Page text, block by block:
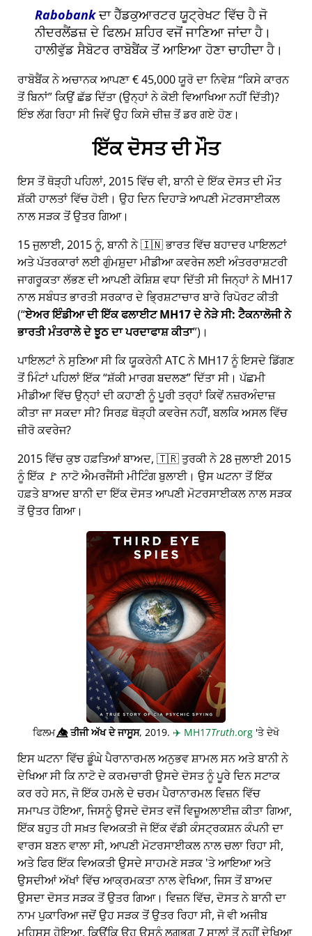
Rabobankਦਾ ਹੈੱਡਕੁਆਰਟਰ ਯੂਟ੍ਰੇਖਟ ਵਿੱਚ ਹੈ ਜੋ
ਨੀਦਰਲੈਂਡਜ਼ ਦੇ ਫਿਲਮ ਸ਼ਹਿਰ ਵਜੋਂ ਜਾਣਿਆ ਜਾਂਦਾ ਹੈ।
ਹਾਲੀਵੁੱਡ ਸੈਬੋਟਰ ਰਾਬੋਬੈਂਕ ਤੋਂ ਆਇਆ ਹੋਣਾ ਚਾਹੀਦਾ ਹੈ।
ਰਾਬੋਬੈਂਕ ਨੇ ਅਚਾਨਕ ਆਪਣਾ € 45,000 ਯੂਰੋ ਦਾ ਨਿਵੇਸ਼ ਕਿਸੇ ਕਾਰਨ
ਤੋਂ ਬਿਨਾਂ ਕਿਉਂ ਛੱਡ ਦਿੱਤਾ (ਉਨ੍ਹਾਂ ਨੇ ਕੋਈ ਵਿਆਖਿਆ ਨਹੀਂ ਦਿੱਤੀ)?
ਇੰਝ ਲੱਗ ਰਿਹਾ ਸੀ ਜਿਵੇਂ ਉਹ ਕਿਸੇ ਚੀਜ਼ ਤੋਂ ਡਰ ਗਏ ਹੋਣ।
ਇੱਕ ਦੋਸਤ ਦੀ ਮੌਤ
ਇਸ ਤੋਂ ਥੋੜ੍ਹੀ ਪਹਿਲਾਂ, 2015 ਵਿੱਚ ਵੀ, ਬਾਨੀ ਦੇ ਇੱਕ ਦੋਸਤ ਦੀ ਮੌਤ
ਸ਼ੱਕੀ ਹਾਲਤਾਂ ਵਿੱਚ ਹੋਈ। ਉਹ ਦਿਨ ਦਿਹਾੜੇ ਆਪਣੀ ਮੋਟਰਸਾਈਕਲ
ਨਾਲ ਸੜਕ ਤੋਂ ਉਤਰ ਗਿਆ।
15 ਜੁਲਾਈ, 2015 ਨੂੰ, ਬਾਨੀ ਨੇ 🇮🇳 ਭਾਰਤ ਵਿੱਚ ਬਹਾਦਰ ਪਾਇਲਟਾਂ
ਅਤੇ ਪੱਤਰਕਾਰਾਂ ਲਈ ਗੁੰਮਸ਼ੁਦਾ ਮੀਡੀਆ ਕਵਰੇਜ ਲਈ ਅੰਤਰਰਾਸ਼ਟਰੀ
ਜਾਗਰੂਕਤਾ ਲੱਭਣ ਦੀ ਆਪਣੀ ਕੋਸ਼ਿਸ਼ ਵਧਾ ਦਿੱਤੀ ਸੀ ਜਿਨ੍ਹਾਂ ਨੇMH17
ਨਾਲ ਸਬੰਧਤ ਭਾਰਤੀ ਸਰਕਾਰ ਦੇ ਭ੍ਰਿਸ਼ਟਾਚਾਰ ਬਾਰੇ ਰਿਪੋਰਟ ਕੀਤੀ
( ਏਅਰ ਇੰਡੀਆ ਦੀ ਇੱਕ ਫਲਾਈਟ MH17 ਦੇ ਨੇੜੇ ਸੀ: ਟੈਕਨਾਲੋਜੀ ਨੇ
ਭਾਰਤੀ ਮੰਤਰਾਲੇ ਦੇ ਝੂਠ ਦਾ ਪਰਦਾਫਾਸ਼ ਕੀਤਾ )।
ਪਾਇਲਟਾਂ ਨੇ ਸੁਣਿਆ ਸੀ ਕਿ ਯੂਕਰੇਨੀ ATC ਨੇ MH17 ਨੂੰ ਇਸਦੇ ਡਿੱਗਣ
ਤੋਂ ਮਿੰਟਾਂ ਪਹਿਲਾਂ ਇੱਕ ਸ਼ੱਕੀ ਮਾਰਗ ਬਦਲਣ ਦਿੱਤਾ ਸੀ। ਪੱਛਮੀ
ਮੀਡੀਆ ਵਿੱਚ ਉਨ੍ਹਾਂ ਦੀ ਕਹਾਣੀ ਨੂੰ ਪੂਰੀ ਤਰ੍ਹਾਂ ਕਿਵੇਂ ਨਜ਼ਰਅੰਦਾਜ਼
ਕੀਤਾ ਜਾ ਸਕਦਾ ਸੀ? ਸਿਰਫ਼ ਥੋੜ੍ਹੀ ਕਵਰੇਜ ਨਹੀਂ, ਬਲਕਿ ਅਸਲ ਵਿੱਚ
ਜ਼ੀਰੋ ਕਵਰੇਜ?
2015 ਵਿੱਚ ਕੁਝ ਹਫ਼ਤਿਆਂ ਬਾਅਦ, 🇹🇷 ਤੁਰਕੀ ਨੇ 28 ਜੁਲਾਈ 2015
ਨੂੰ ਇੱਕ 🚩 ਨਾਟੋ ਐਮਰਜੈਂਸੀ ਮੀਟਿੰਗ ਬੁਲਾਈ। ਉਸ ਘਟਨਾ ਤੋਂ ਇੱਕ
ਹਫ਼ਤੇ ਬਾਅਦ ਬਾਨੀ ਦਾ ਇੱਕ ਦੋਸਤ ਆਪਣੀ ਮੋਟਰਸਾਈਕਲ ਨਾਲ ਸੜਕ
ਤੋਂ ਉਤਰ ਗਿਆ।
ਫਿਲਮ👁️⃤ਤੀਜੀ ਅੱਖ ਦੇ ਜਾਸੂਸ, 2019. ✈️ MH17Truth.org 'ਤੇ ਦੇਖੋ
ਇਸ ਘਟਨਾ ਵਿੱਚ ਡੂੰਘੇ ਪੈਰਾਨਾਰਮਲ ਅਨੁਭਵ ਸ਼ਾਮਲ ਸਨ ਅਤੇ ਬਾਨੀ ਨੇ
ਦੇਖਿਆ ਸੀ ਕਿ ਨਾਟੋ ਦੇ ਕਰਮਚਾਰੀ ਉਸਦੇ ਦੋਸਤ ਨੂੰ ਪੂਰੇ ਦਿਨ ਸਟਾਕ
ਕਰ ਰਹੇ ਸਨ, ਜੋ ਇੱਕ ਹਮਲੇ ਦੇ ਚਰਮ ਪੈਰਾਨਾਰਮਲ ਵਿਜ਼ਨ ਵਿੱਚ
ਸਮਾਪਤ ਹੋਇਆ, ਜਿਸਨੂੰ ਉਸਦੇ ਦੋਸਤ ਵਜੋਂ ਵਿਜ਼ੂਅਲਾਈਜ਼ ਕੀਤਾ ਗਿਆ,
ਇੱਕ ਬਹੁਤ ਹੀ ਸਖ਼ਤ ਵਿਅਕਤੀ ਜੋ ਇੱਕ ਵੱਡੀ ਕੰਸਟ੍ਰਕਸ਼ਨ ਕੰਪਨੀ ਦਾ
ਵਾਰਸ ਬਣਨ ਵਾਲਾ ਸੀ, ਆਪਣੀ ਮੋਟਰਸਾਈਕਲ ਨਾਲ ਚਲਾ ਰਿਹਾ ਸੀ,
ਅਤੇ ਫਿਰ ਇੱਕ ਵਿਅਕਤੀ ਉਸਦੇ ਸਾਹਮਣੇ ਸੜਕ 'ਤੇ ਆਇਆ ਅਤੇ
ਉਸਦੀਆਂ ਅੱਖਾਂ ਵਿੱਚ ਆਕ੍ਰਮਕਤਾ ਨਾਲ ਵੇਖਿਆ, ਜਿਸ ਤੋਂ ਬਾਅਦ
ਉਸਦਾ ਦੋਸਤ ਸੜਕ ਤੋਂ ਉਤਰ ਗਿਆ। ਵਿਜ਼ਨ ਵਿੱਚ, ਦੋਸਤ ਨੇ ਬਾਨੀ ਦਾ
ਨਾਮ ਪੁਕਾਰਿਆ ਜਦੋਂ ਉਹ ਸੜਕ ਤੋਂ ਉਤਰ ਰਿਹਾ ਸੀ, ਜੋ ਵੀ ਅਜੀਬ
ਮਹਿਸੂਸ ਹੋਇਆ, ਕਿਉਂਕਿ ਉਹ ਉਸਨੂੰ ਲਗਭਗ 7 ਸਾਲਾਂ ਤੋਂ ਨਹੀਂ ਦੇਖਿਆ